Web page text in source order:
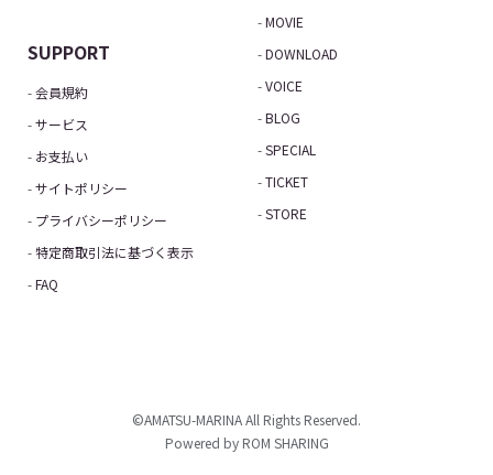
SUPPORT
会員規約
サービス
お支払い
サイトポリシー
プライバシーポリシー
特定商取引法に基づく表示
FAQ
MOVIE
DOWNLOAD
VOICE
BLOG
SPECIAL
TICKET
STORE
©AMATSU-MARINA All Rights Reserved.
Powered by ROM SHARING